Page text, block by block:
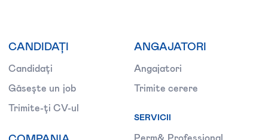
CANDIDAȚI
Candidați
Găsește un job
Trimite-ți CV-ul
ANGAJATORI
Angajatori
Trimite cerere
SERVICII
Perm& Professional